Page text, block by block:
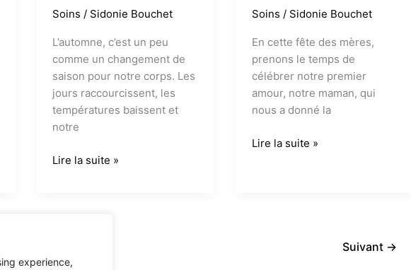
experience,
Soins / Sidonie Bouchet
L’automne, c’est un peu
comme un changement de
saison pour notre corps. Les
jours raccourcissent, les
températures baissent et
notre
Aborder
Lire la suite »
Soins / Sidonie Bouchet
En cette fête des mères,
prenons le temps de
célébrer notre premier
amour, notre maman, qui
nous a donné la
Joyeuse
Lire la suite »
Suivant →